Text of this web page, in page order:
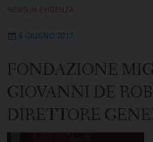
NEWS IN EVIDENZA
6 GIUGNO 2017
FONDAZIONE
GIOVANNI DE
DIRETTORE